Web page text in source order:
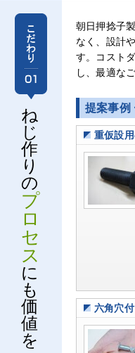
ね
じ
作
り
の
プ
ロ
セ
ス
に
も
価
値
を
朝日押捻子
なく、設計
す。コスト
し、最適な
提案事例
重仮設
六角穴